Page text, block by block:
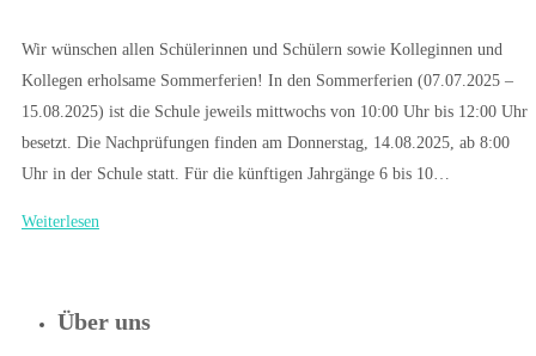
Wir wünschen allen Schülerinnen und Schülern sowie Kolleginnen und
Kollegen erholsame Sommerferien! In den Sommerferien (07.07.2025 –
15.08.2025) ist die Schule jeweils mittwochs von 10:00 Uhr bis 12:00 Uhr
besetzt. Die Nachprüfungen finden am Donnerstag, 14.08.2025, ab 8:00
Uhr in der Schule statt. Für die künftigen Jahrgänge 6 bis 10…
Weiterlesen
Über uns